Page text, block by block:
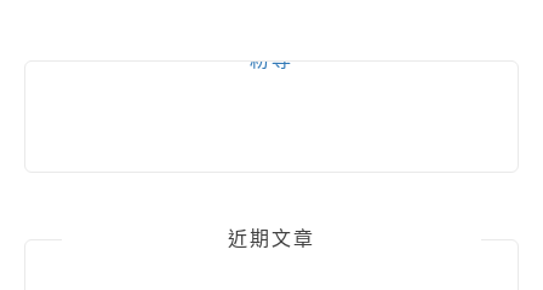
粉專
近期文章